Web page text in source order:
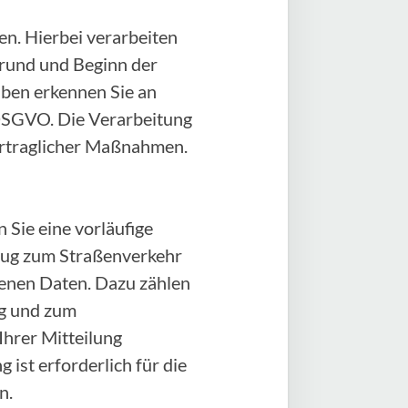
Hierbei verarbeiten
und Beginn der
erkennen Sie an
Die Verarbeitung
Maßnahmen.
Sie eine vorläufige
zum Straßenverkehr
Daten. Dazu zählen
und zum
Mitteilung
ist erforderlich für die